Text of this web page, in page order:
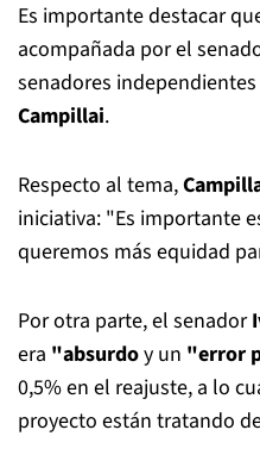
Es importante destacar
acompañada por el
senadores independientes
Campillai.
Respecto al tema,
iniciativa: "Es importante
queremos más equidad
Por otra parte, el senador
era "absurdoy un "error
0,5% en el reajuste, a lo
proyecto están tratando